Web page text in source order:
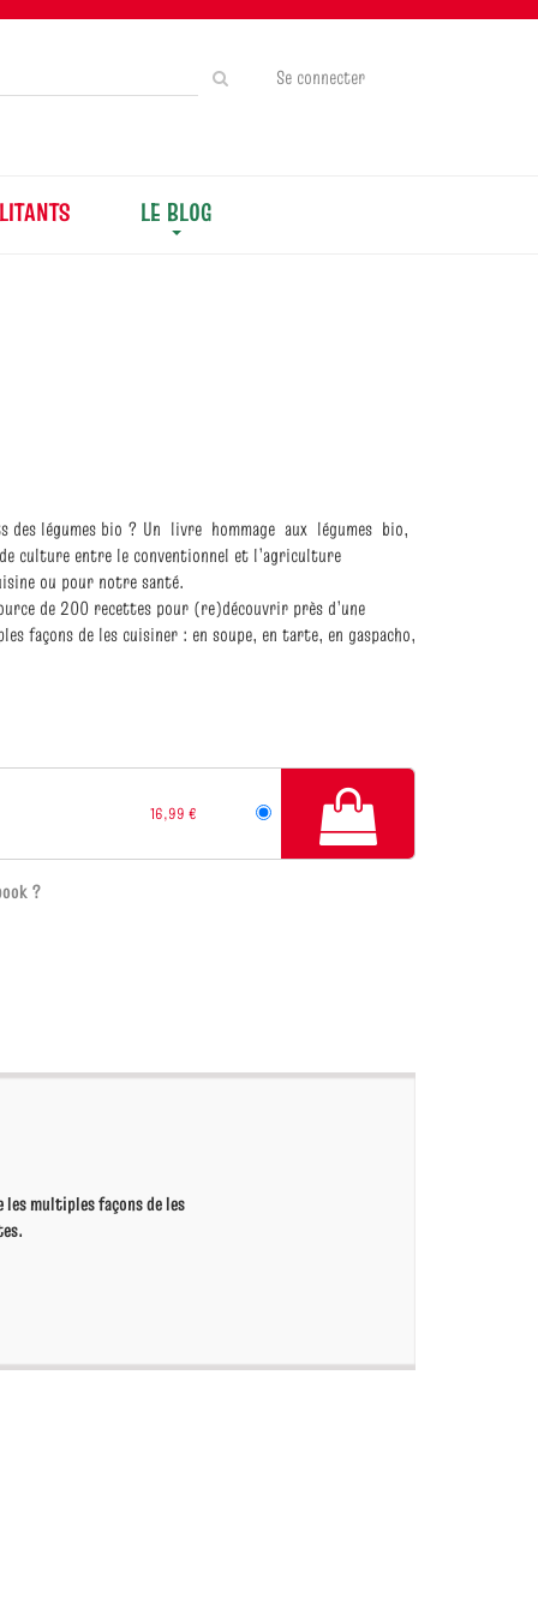
Se connecter
LE BLOG
des légumes bio ? Un livre hommage aux légumes bio,
culture entre le conventionnel et l’agriculture
ou pour notre santé.
de 200 recettes pour (re)découvrir près d’une
façons de les cuisiner : en soupe, en tarte, en gaspacho,
16,99 €
?
multiples façons de les